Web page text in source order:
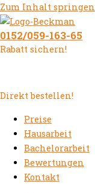
Zum Inhalt springen
0152/059-163-65
Rabatt sichern!
Direkt bestellen!
Preise
Hausarbeit
Bachelorarbeit
Bewertungen
Kontakt